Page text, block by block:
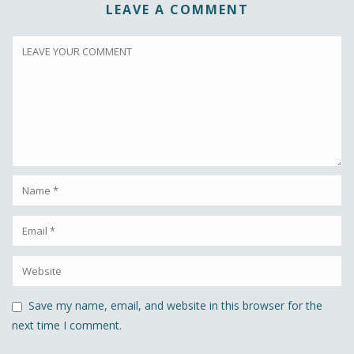
LEAVE A COMMENT
Save my name, email, and website in this browser for the
next time I comment.